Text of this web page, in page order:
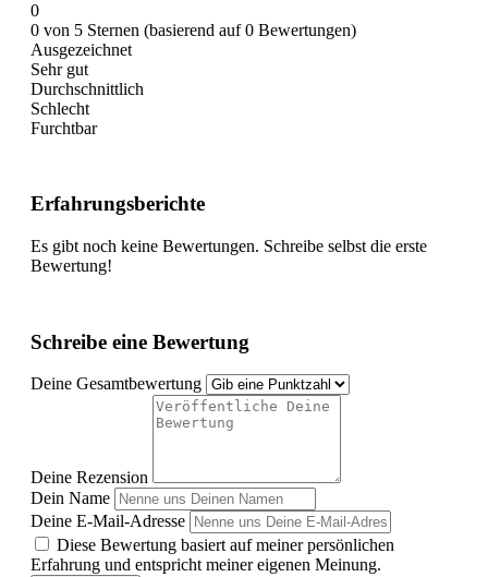
0
0 von 5 Sternen (basierend auf 0 Bewertungen)
Ausgezeichnet
Sehr gut
Durchschnittlich
Schlecht
Furchtbar
Erfahrungsberichte
Es gibt noch keine Bewertungen. Schreibe selbst die erste
Bewertung!
Schreibe eine Bewertung
Deine Gesamtbewertung
Deine Rezension
Dein Name
Deine E-Mail-Adresse
Diese Bewertung basiert auf meiner persönlichen
Erfahrung und entspricht meiner eigenen Meinung.